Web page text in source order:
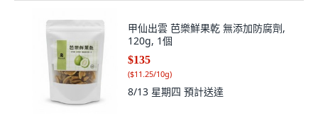
甲仙出雲 芭樂鮮果乾 無添加防腐劑,
120g, 1個
$135
($11.25/10g)
8/13 星期四 預計送達